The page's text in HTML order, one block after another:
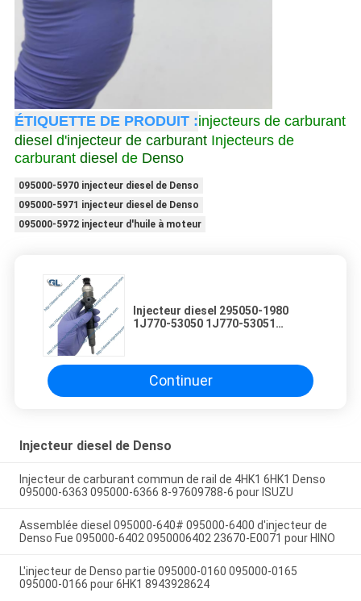
ÉTIQUETTE DE PRODUIT :injecteurs de carburant
diesel d'injecteur de carburant Injecteurs de
carburantdiesel de Denso
095000-5970 injecteur diesel de Denso
095000-5971 injecteur diesel de Denso
095000-5972 injecteur d'huile à moteur
Injecteur diesel 295050-1980
1J770-53050 1J770-53051
Continuer
Injecteur diesel de Denso
Injecteur de carburant commun de rail de 4HK1 6HK1 Denso
095000-6363 095000-6366 8-97609788-6 pour ISUZU
Assemblée diesel 095000-640# 095000-6400 d'injecteur de
Denso Fue 095000-6402 0950006402 23670-E0071 pour HINO
L'injecteur de Denso partie 095000-0160 095000-0165
095000-0166 pour 6HK1 8943928624